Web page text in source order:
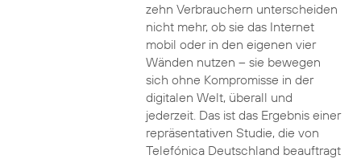
zehn Verbrauchern unterscheiden
nicht mehr, ob sie das Internet
mobil oder in den eigenen vier
Wänden nutzen – sie bewegen
sich ohne Kompromisse in der
digitalen Welt, überall und
jederzeit. Das ist das Ergebnis einer
repräsentativen Studie, die von
Telefónica Deutschland beauftragt